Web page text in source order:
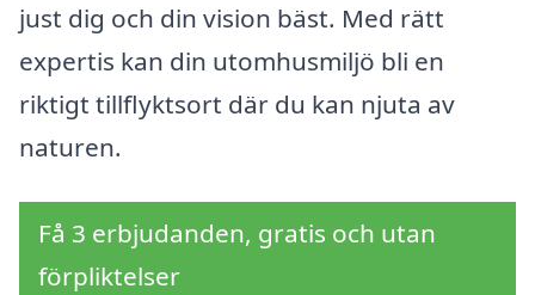
just dig och din vision bäst. Med rätt
expertis kan din utomhusmiljö bli en
riktigt tillflyktsort där du kan njuta av
naturen.
Få 3 erbjudanden, gratis och utan
förpliktelser